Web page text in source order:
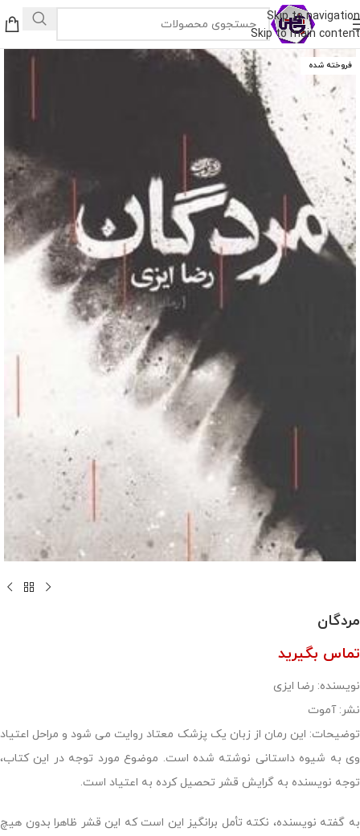
Skip to navigation
Skip to main content
فروخته شده
مردگان
تماس بگیرید
نویسنده: رضا ایزی
نشر: آموت
توضیحات: این رمان از زبان یک پزشک معتاد روایت می شود و مراحل اعتیاد
وی به شیوه داستانی نوشته شده است. موضوع مورد توجه در این کتاب،
توجه نویسنده به گرایش قشر تحصیل کرده به اعتیاد است.
به گفته نویسنده، نکته تأمل برانگیز این است که این قشر ظاهرا بدون هیچ